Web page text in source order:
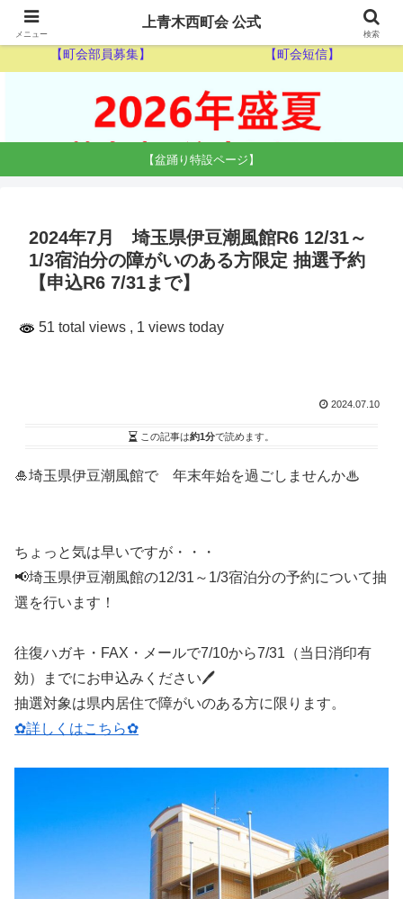
【ゴミ収集カレンダー】 【休日当番医】
【町会部員募集】 【町会短信】
【盆踊り特設ページ】
2024年7月 埼玉県伊豆潮風館R6 12/31～
1/3宿泊分の障がいのある方限定 抽選予約
【申込R6 7/31まで】
51 total views , 1 views today
2024.07.10
この記事は約1分で読めます。
🎍埼玉県伊豆潮風館で 年末年始を過ごしませんか♨
ちょっと気は早いですが・・・
📢埼玉県伊豆潮風館の12/31～1/3宿泊分の予約について抽
選を行います！
往復ハガキ・FAX・メールで7/10から7/31（当日消印有
効）までにお申込みください🖊
抽選対象は県内居住で障がいのある方に限ります。
✿詳しくはこちら✿
メニュー
上青木西町会 公式
検索